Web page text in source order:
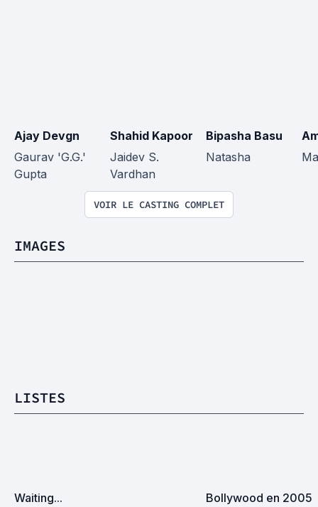
Ajay Devgn
Gaurav 'G.G.'
Gupta
Shahid Kapoor
Jaidev S.
Vardhan
Bipasha Basu
Natasha
VOIR LE CASTING COMPLET
IMAGES
LISTES
Waiting... Bollywood en 2005